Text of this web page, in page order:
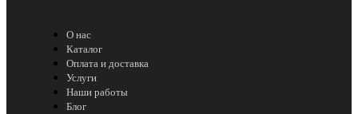
О нас
Каталог
Оплата и доставка
Услуги
Наши работы
Блог